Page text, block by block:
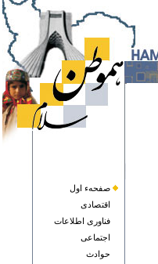
صفحهء اول
اقتصادی
فناوری اطلاعات
اجتماعی
حوادث